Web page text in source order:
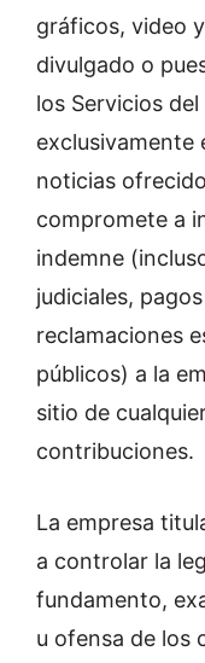
gráficos, video
divulgado o
los Servicios
exclusivamente
noticias
compromete a
indemne
judiciales,
reclamaciones
públicos) a la
sitio de
contribuciones.
La empresa
a controlar la
fundamento,
u ofensa de los